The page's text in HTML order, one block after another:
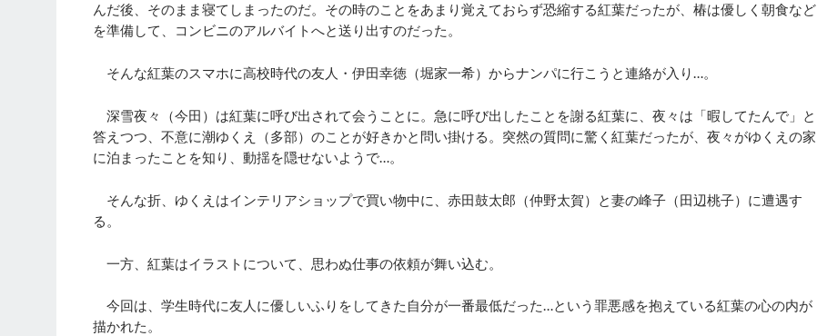
んだ後、そのまま寝てしまったのだ。その時のことをあまり覚えておらず恐縮する紅葉だったが、椿は優しく朝食など
を準備して、コンビニのアルバイトへと送り出すのだった。
そんな紅葉のスマホに高校時代の友人・伊田幸徳（堀家一希）からナンパに行こうと連絡が入り…。
深雪夜々（今田）は紅葉に呼び出されて会うことに。急に呼び出したことを謝る紅葉に、夜々は「暇してたんで」と
答えつつ、不意に潮ゆくえ（多部）のことが好きかと問い掛ける。突然の質問に驚く紅葉だったが、夜々がゆくえの家
に泊まったことを知り、動揺を隠せないようで…。
そんな折、ゆくえはインテリアショップで買い物中に、赤田鼓太郎（仲野太賀）と妻の峰子（田辺桃子）に遭遇す
る。
一方、紅葉はイラストについて、思わぬ仕事の依頼が舞い込む。
今回は、学生時代に友人に優しいふりをしてきた自分が一番最低だった…という罪悪感を抱えている紅葉の心の内が
描かれた。